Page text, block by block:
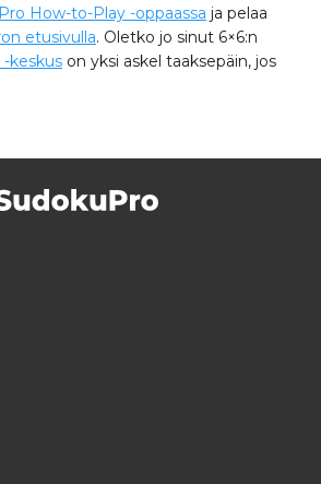
How-to-Play -oppaassa ja pelaa
etusivulla. Oletko jo sinut 6×6:n
-keskus on yksi askel taaksepäin, jos